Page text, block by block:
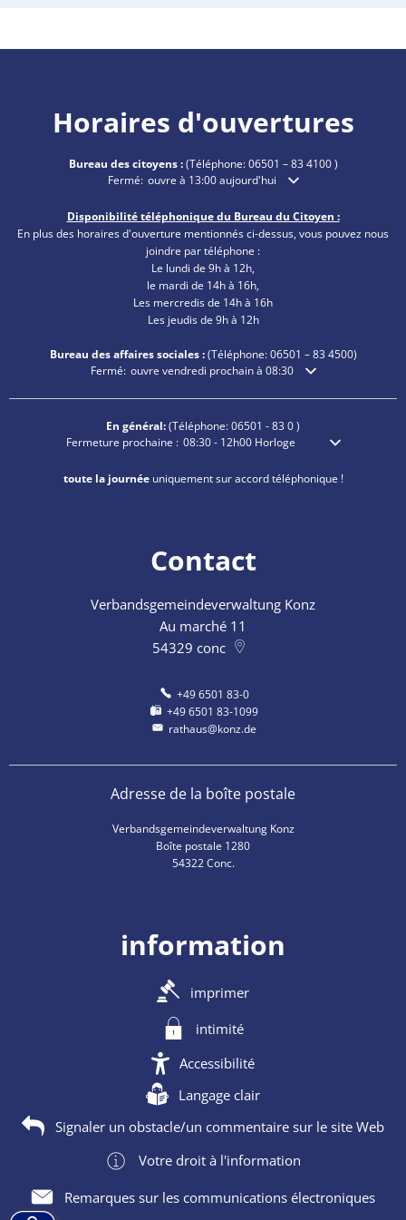
Horaires d'ouvertures
Bureau des citoyens :(Téléphone:06501 – 83 4100)
Cliquez pour masquer les heures d'ouverture ou de
Fermé: ouvre à 13:00 aujourd'hui
Disponibilité téléphonique du Bureau du Citoyen :
En plus des horaires d'ouverture mentionnés ci-dessus, vous pouvez nous
joindre par téléphone :
Le lundi de 9h à 12h,
le mardi de 14h à 16h,
Les mercredis de 14h à 16h
Les jeudis de 9h à 12h
Bureau des affaires sociales :(Téléphone:06501 – 834500)
Cliquez pour masquer les heures d'ouverture ou de
Fermé: ouvre vendredi prochain à 08:30
En général:(Téléphone:06501 - 83 0)
Cliquez pour masquer les heures d'ouverture ou de fermeture
Fermeture prochaine : 08:30-12h00Horloge De 8h30 à 12h00
toute la journéeuniquement sur accord téléphonique !
Contact
Verbandsgemeindeverwaltung Konz
Au marché 11
54329 conc
+49 6501 83-0
+49 6501 83-1099
rathaus@konz.de
Adresse de la boîte postale
Verbandsgemeindeverwaltung Konz
Boîte postale 1280
54322 Conc.
information
imprimer
intimité
Accessibilité
Langage clair
Signaler un obstacle/un commentaire sur le site Web
Votre droit à l'information
Remarques sur les communications électroniques